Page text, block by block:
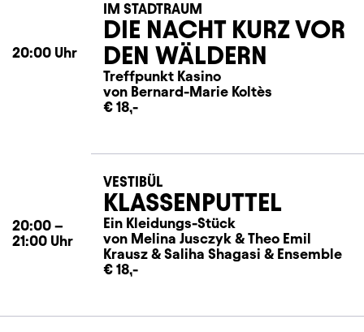
20:00 Uhr
IM STADTRAUM
DIE NACHT KURZ VOR
DEN WÄLDERN
Treffpunkt Kasino
von Bernard-Marie Koltès
€ 18,-
20:00 –
21:00 Uhr
VESTIBÜL
KLASSENPUTTEL
Ein Kleidungs-Stück
von Melina Jusczyk & Theo Emil
Krausz & Saliha Shagasi & Ensemble
€ 18,-